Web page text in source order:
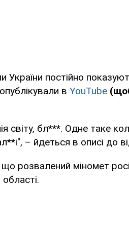
України постійно
в YouTube
світу, бл***. Одне таке
– йдеться в описі до
розвалений міномет
області.